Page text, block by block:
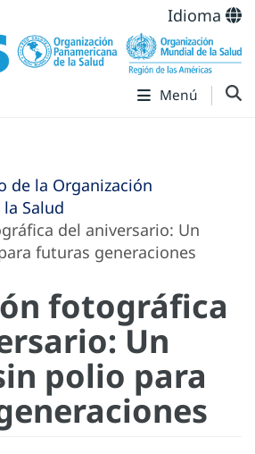
Idioma
Menú
de la Organización
Salud
del aniversario: Un
futuras generaciones
fotográfica
Un
polio para